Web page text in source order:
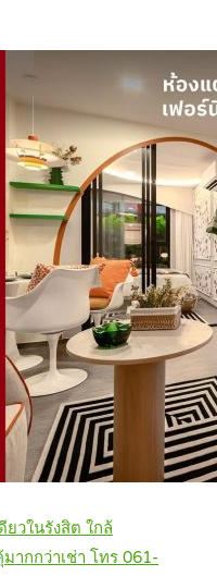
วในรังสิต ใกล้
ากกว่าเช่า โทร 061-